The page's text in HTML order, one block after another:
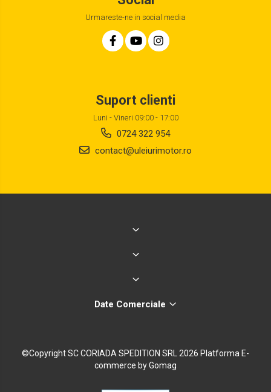
Urmareste-ne in social media
Suport clienti
Luni - Vineri 09:00 - 17:00
0724 322 954
contact@uleiurimotor.ro
Date Comerciale
©Copyright SC CORIADA SPEDITION SRL 2026 Platforma E-
commerce by Gomag